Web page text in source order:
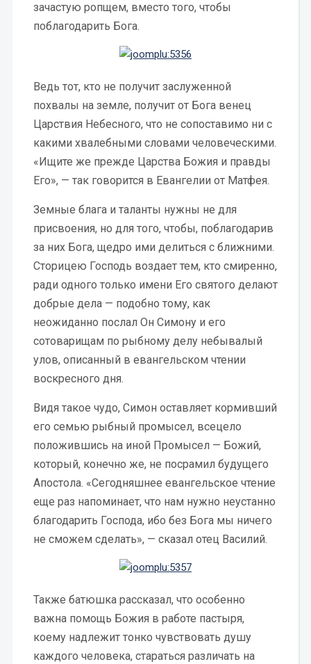
зачастую ропщем, вместо того, чтобы
поблагодарить Бога.
Ведь тот, кто не получит заслуженной
похвалы на земле, получит от Бога венец
Царствия Небесного, что не сопоставимо ни с
какими хвалебными словами человеческими.
«Ищите же прежде Царства Божия и правды
Его», — так говорится в Евангелии от Матфея.
Земные блага и таланты нужны не для
присвоения, но для того, чтобы, поблагодарив
за них Бога, щедро ими делиться с ближними.
Сторицею Господь воздает тем, кто смиренно,
ради одного только имени Его святого делают
добрые дела — подобно тому, как
неожиданно послал Он Симону и его
сотоварищам по рыбному делу небывалый
улов, описанный в евангельском чтении
воскресного дня.
Видя такое чудо, Симон оставляет кормивший
его семью рыбный промысел, всецело
положившись на иной Промысел — Божий,
который, конечно же, не посрамил будущего
Апостола. «Сегодняшнее евангельское чтение
еще раз напоминает, что нам нужно неустанно
благодарить Господа, ибо без Бога мы ничего
не сможем сделать», — сказал отец Василий.
Также батюшка рассказал, что особенно
важна помощь Божия в работе пастыря,
коему надлежит тонко чувствовать душу
каждого человека, стараться различать на